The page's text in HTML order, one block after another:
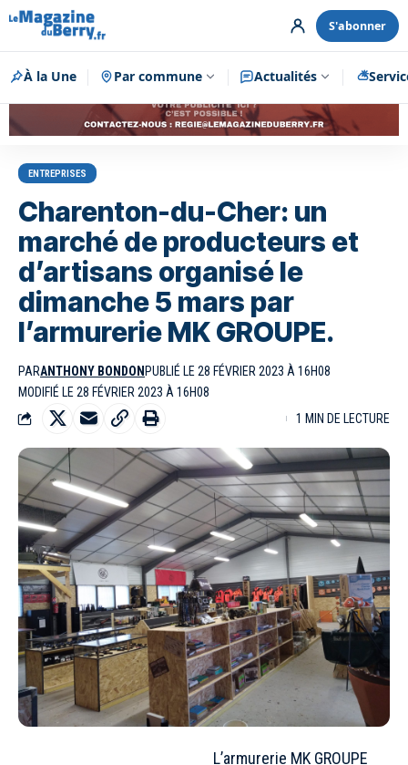
S'abonner
À la Une Par commune Actualités
Publicité
ENTREPRISES
Charenton-du-Cher: un
marché de producteurs et
d’artisans organisé le
dimanche 5 mars par
l’armurerie MK GROUPE.
PARANTHONY BONDON PUBLIÉ LE 28 FÉVRIER 2023 À 16H08
MODIFIÉ LE 28 FÉVRIER 2023 À 16H08
1 MIN DE LECTURE
L’armurerie MK GROUPE